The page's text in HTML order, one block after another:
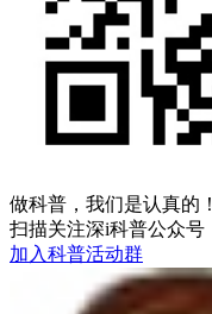
做科普，我们是认真的！
扫描关注深i科普公众号
加入科普活动群